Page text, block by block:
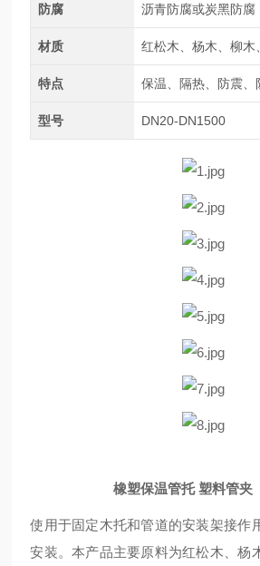
防腐 沥青防腐或炭黑防腐
材质 红松木、杨木、柳木
特点 保温、隔热、防震、
型号 DN20-DN1500
橡塑保温管托 塑料管夹
使用于固定木托和管道的安装架接作
安装。本产品主要原料为红松木、杨